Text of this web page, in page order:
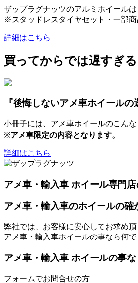
ザップラグナッツのアルミホイール
※スタッドレスタイヤセット・一部商
詳細はこちら
買ってからでは遅すぎる
『後悔しないアメ車ホイール
小冊子には、アメ車ホイールのこん
※アメ車限定の内容となります。
詳細はこちら
アメ車・輸入車 ホイール専門
アメ車・輸入車のホイールの確
弊社では、お客様に安心してお求め
アメ車・輸入車ホイールの事なら何
アメ車・輸入車 ホイールの事
フォームでお問合せの方